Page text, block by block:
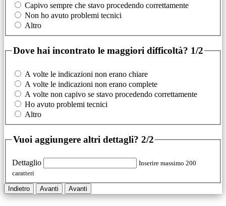
Capivo sempre che stavo procedendo correttamente
Non ho avuto problemi tecnici
Altro
Dove hai incontrato le maggiori difficoltà? 1/2
A volte le indicazioni non erano chiare
A volte le indicazioni non erano complete
A volte non capivo se stavo procedendo correttamente
Ho avuto problemi tecnici
Altro
Vuoi aggiungere altri dettagli? 2/2
Dettaglio
Inserire massimo 200
caratteri
Indietro Avanti Avanti